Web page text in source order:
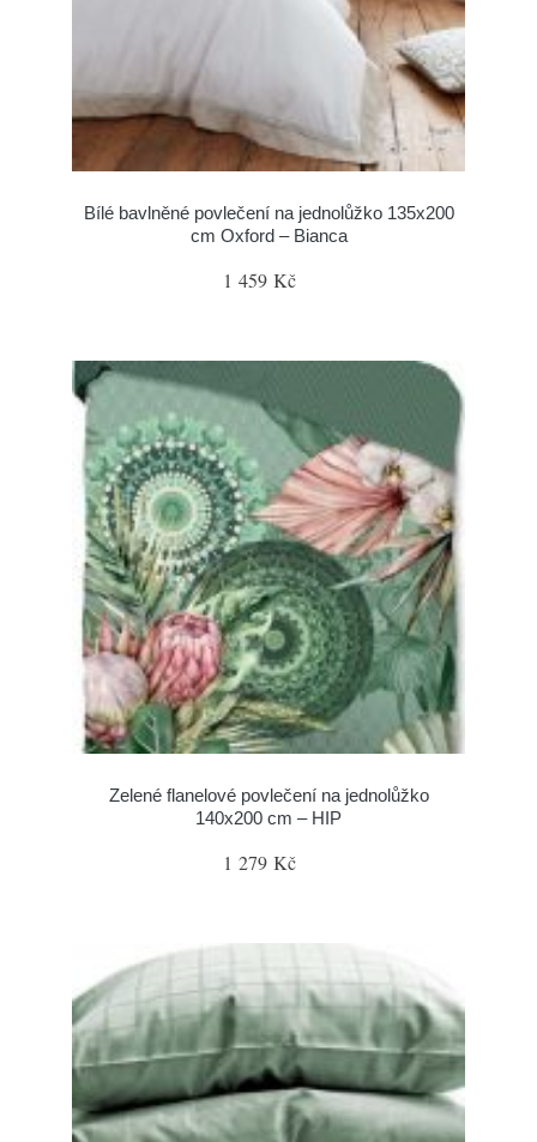
Bílé bavlněné povlečení na jednolůžko 135x200
cm Oxford – Bianca
1 459 Kč
Zelené flanelové povlečení na jednolůžko
140x200 cm – HIP
1 279 Kč